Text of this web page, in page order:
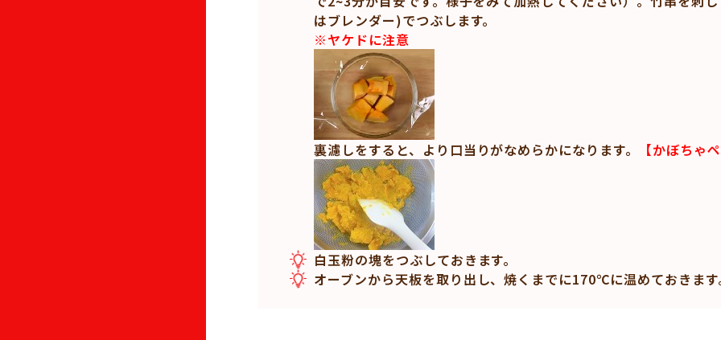
はブレンダー)でつぶします。
※ヤケドに注意
裏濾しをすると、より口当りがなめらかになります。 【かぼちゃ
白玉粉の塊をつぶしておきます。
オーブンから天板を取り出し、焼くまでに170℃に温めておきます